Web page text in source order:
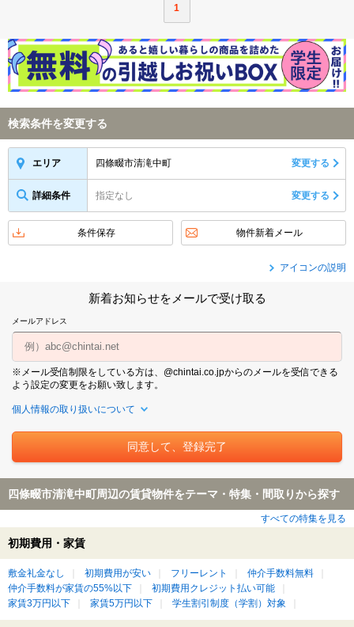
1
検索条件を変更する
エリア 四條畷市清滝中町 変更する
詳細条件 指定なし 変更する
条件保存 物件新着メール
アイコンの説明
新着お知らせをメールで受け取る
メールアドレス
※メール受信制限をしている方は、@chintai.co.jpからのメールを受信できる
よう設定の変更をお願い致します。
個人情報の取り扱いについて
四條畷市清滝中町周辺の賃貸物件をテーマ・特集・間取りから探す
すべての特集を見る
初期費用・家賃
敷金礼金なし 初期費用が安い フリーレント
仲介手数料無料
仲介手数料が家賃の55%以下
初期費用クレジット払い可能
家賃3万円以下
家賃5万円以下 学生割引制度（学割）対象